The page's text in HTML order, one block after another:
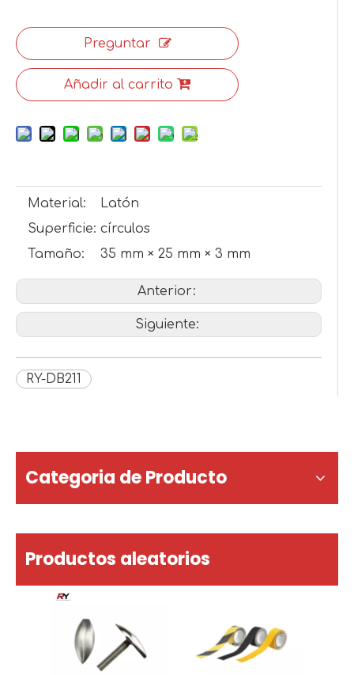
Preguntar
Añadir al carrito
Material:
Latón
Superficie: círculos
Tamaño:
35 mm × 25 mm × 3 mm
Anterior:
Siguiente:
RY-DB211
Categoria de Producto
Productos aleatorios